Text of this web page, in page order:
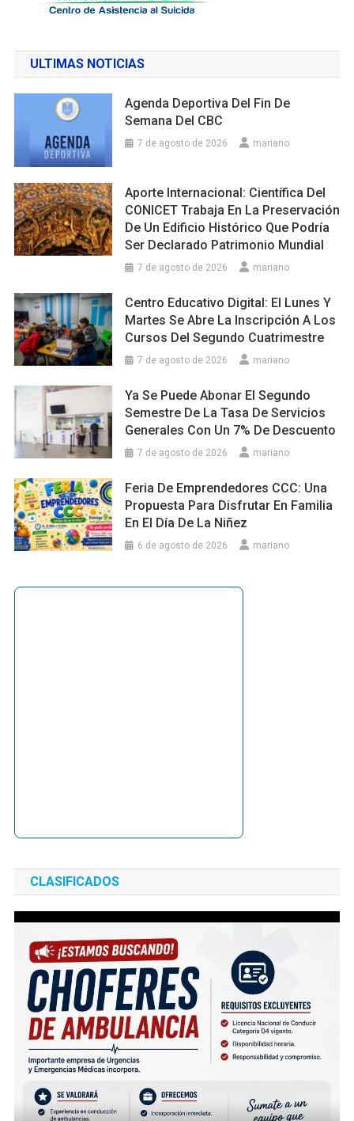
ULTIMAS NOTICIAS
Agenda Deportiva Del Fin De
Semana Del CBC
7 de agosto de 2026 mariano
Aporte Internacional: Científica Del
CONICET Trabaja En La Preservación
De Un Edificio Histórico Que Podría
Ser Declarado Patrimonio Mundial
7 de agosto de 2026 mariano
Centro Educativo Digital: El Lunes Y
Martes Se Abre La Inscripción A Los
Cursos Del Segundo Cuatrimestre
7 de agosto de 2026 mariano
Ya Se Puede Abonar El Segundo
Semestre De La Tasa De Servicios
Generales Con Un 7% De Descuento
7 de agosto de 2026 mariano
Feria De Emprendedores CCC: Una
Propuesta Para Disfrutar En Familia
En El Día De La Niñez
6 de agosto de 2026 mariano
CLASIFICADOS